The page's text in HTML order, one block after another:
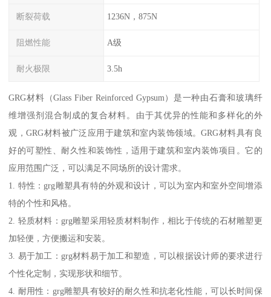
断裂荷载 1236N，875N
阻燃性能 A级
耐火极限 3.5h
GRG材料（Glass Fiber Reinforced Gypsum）是一种由石膏和玻璃纤
维增强剂混合制成的复合材料。由于其优异的性能和多样化的外
观，GRG材料被广泛应用于建筑和室内装饰领域。GRG材料具有良
好的可塑性、耐久性和装饰性，适用于建筑和室内装饰项目。它的
应用范围广泛，可以满足不同场所的设计需求。
1. 特性：grg雕塑具有特的外观和设计，可以为室内和室外空间增添
特的个性和风格。
2. 轻质材料：grg雕塑采用轻质材料制作，相比于传统的石材雕塑更
加轻便，方便搬运和安装。
3. 易于加工：grg材料易于加工和塑造，可以根据设计师的要求进行
个性化定制，实现形状和细节。
4. 耐用性：grg雕塑具有较好的耐久性和抗老化性能，可以长时间保